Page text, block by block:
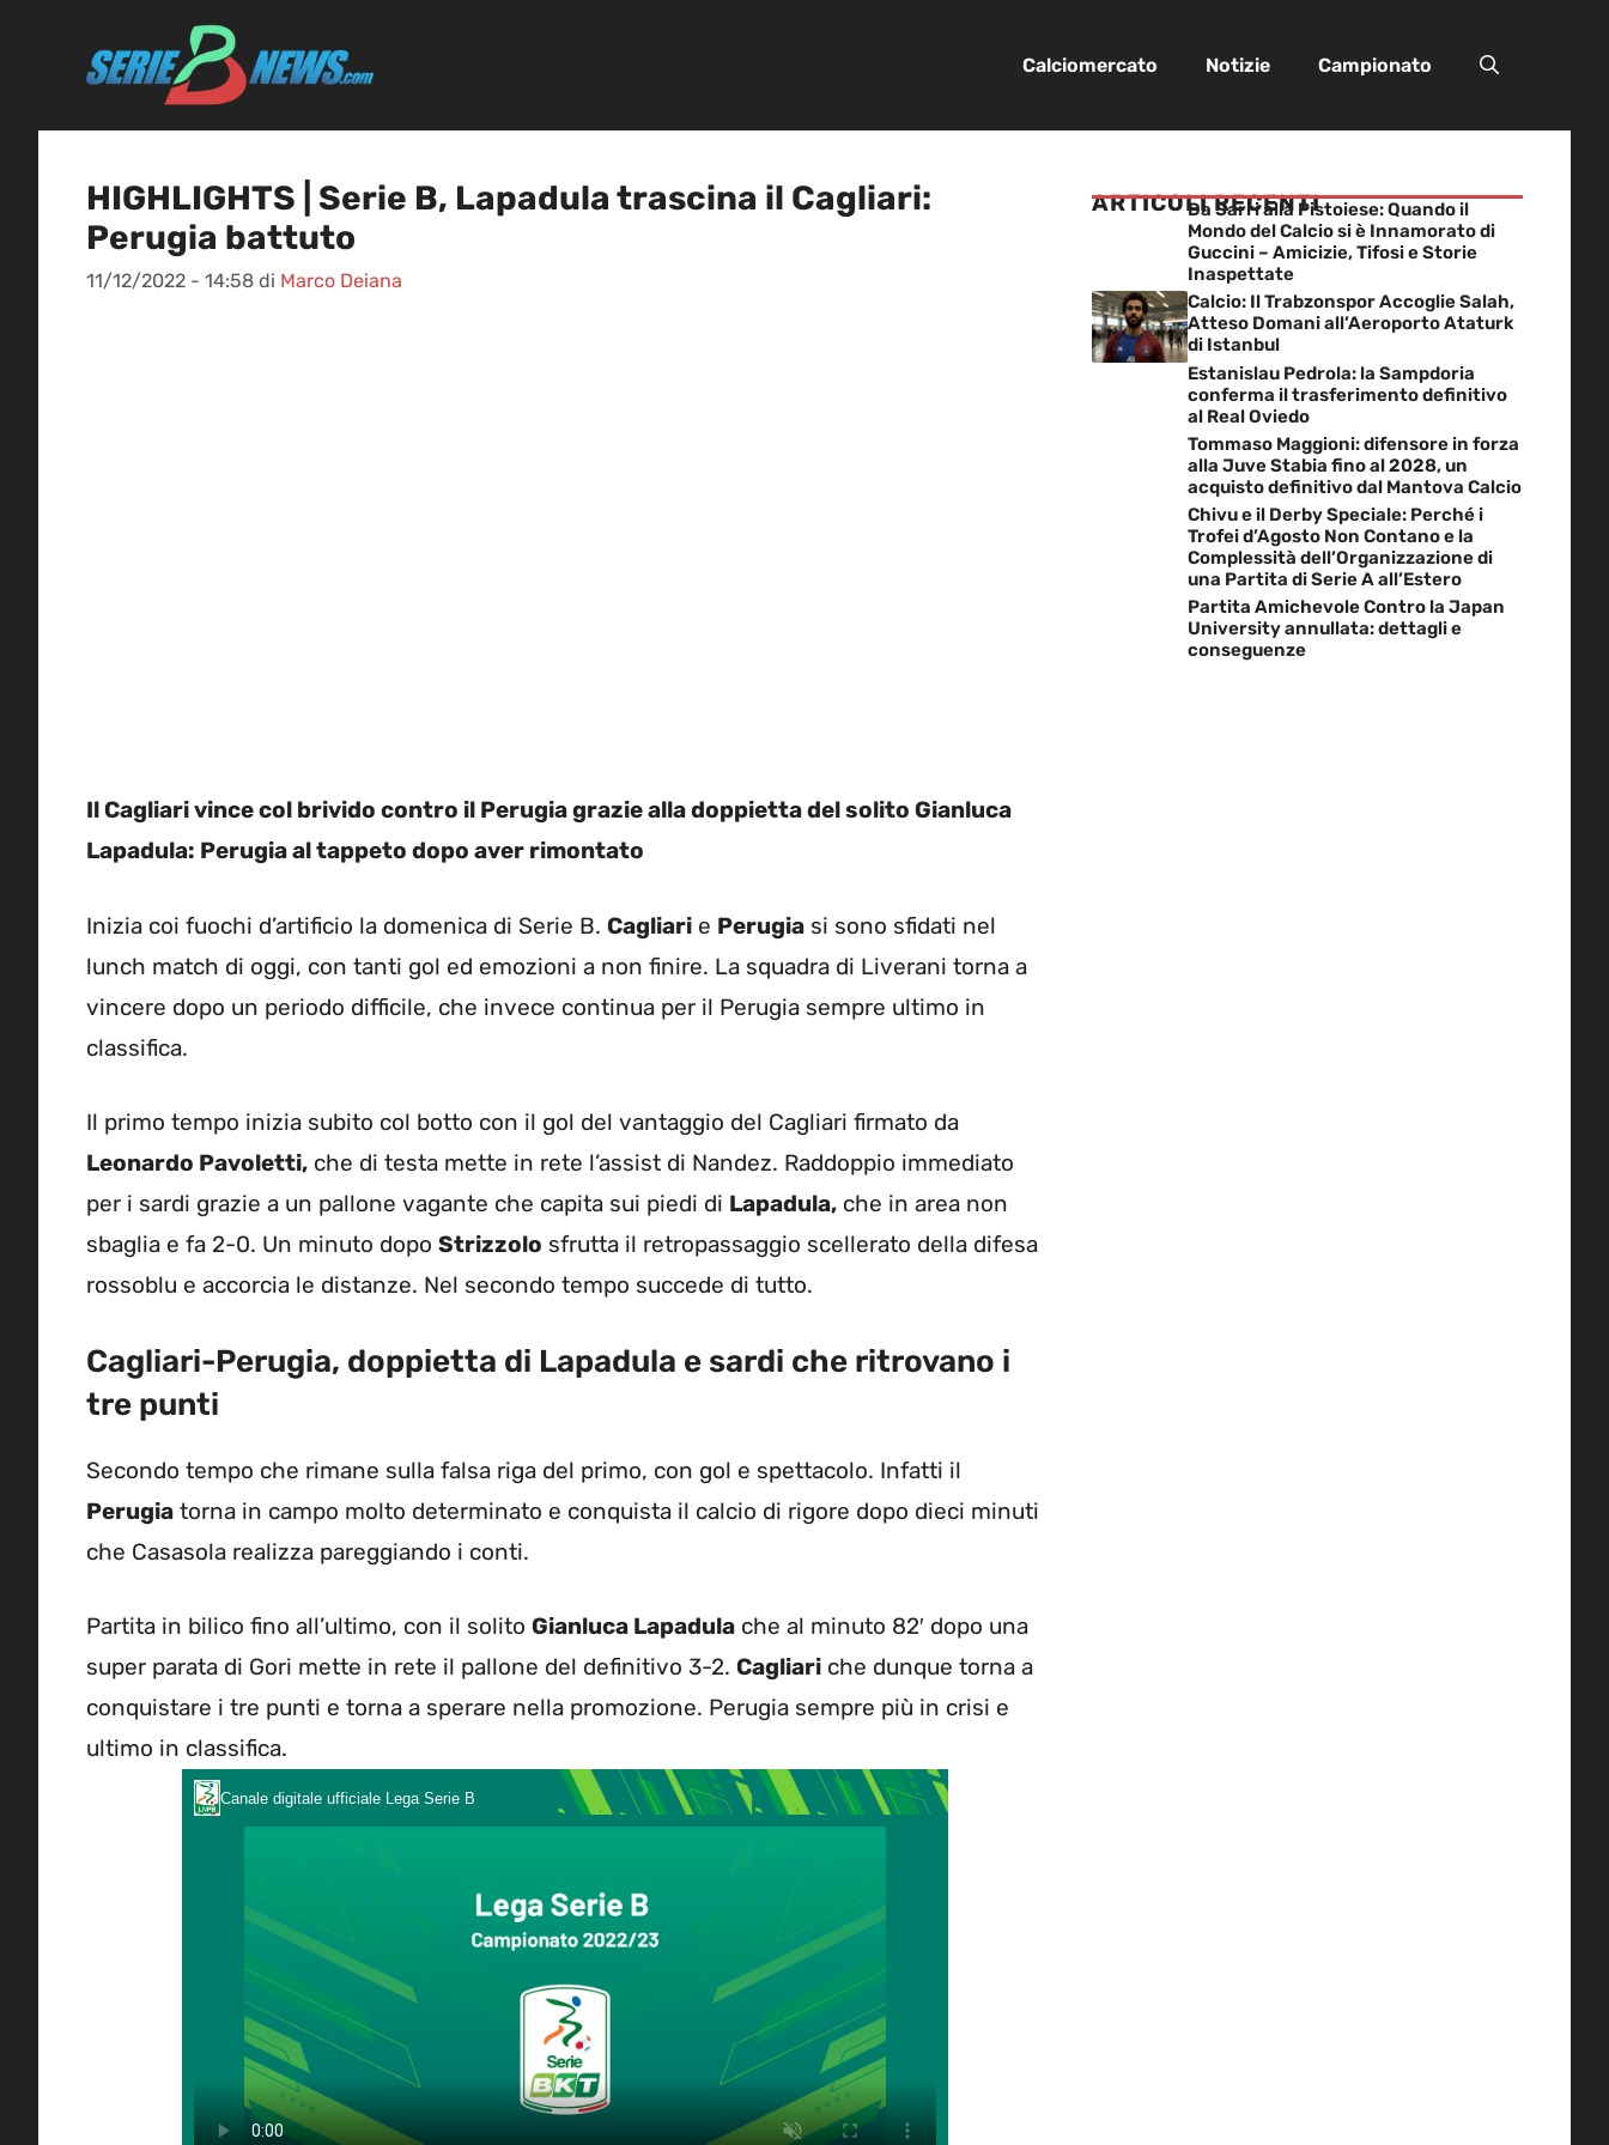
Calciomercato Notizie Campionato
HIGHLIGHTS | Serie B, Lapadula trascina il Cagliari:
Perugia battuto
11/12/2022 - 14:58 di Marco Deiana
Il Cagliari vince col brivido contro il Perugia grazie alla doppietta del solito Gianluca
Lapadula: Perugia al tappeto dopo aver rimontato
Inizia coi fuochi d’artificio la domenica di Serie B. Cagliari e Perugia si sono sfidati nel
lunch match di oggi, con tanti gol ed emozioni a non finire. La squadra di Liverani torna a
vincere dopo un periodo difficile, che invece continua per il Perugia sempre ultimo in
classifica.
Il primo tempo inizia subito col botto con il gol del vantaggio del Cagliari firmato da
Leonardo Pavoletti, che di testa mette in rete l’assist di Nandez. Raddoppio immediato
per i sardi grazie a un pallone vagante che capita sui piedi di Lapadula, che in area non
sbaglia e fa 2-0. Un minuto dopo Strizzolo sfrutta il retropassaggio scellerato della difesa
rossoblu e accorcia le distanze. Nel secondo tempo succede di tutto.
Cagliari-Perugia, doppietta di Lapadula e sardi che ritrovano i
tre punti
Secondo tempo che rimane sulla falsa riga del primo, con gol e spettacolo. Infatti il
Perugia torna in campo molto determinato e conquista il calcio di rigore dopo dieci minuti
che Casasola realizza pareggiando i conti.
Partita in bilico fino all’ultimo, con il solito Gianluca Lapadula che al minuto 82′ dopo una
super parata di Gori mette in rete il pallone del definitivo 3-2. Cagliari che dunque torna a
conquistare i tre punti e torna a sperare nella promozione. Perugia sempre più in crisi e
ultimo in classifica.
Canale digitale ufficiale Lega Serie B
ARTICOLI RECENTI
Da Sarri alla Pistoiese: Quando il
Mondo del Calcio si è Innamorato di
Guccini – Amicizie, Tifosi e Storie
Inaspettate
Calcio: Il Trabzonspor Accoglie Salah,
Atteso Domani all’Aeroporto Ataturk
di Istanbul
Estanislau Pedrola: la Sampdoria
conferma il trasferimento definitivo
al Real Oviedo
Tommaso Maggioni: difensore in forza
alla Juve Stabia fino al 2028, un
acquisto definitivo dal Mantova Calcio
Chivu e il Derby Speciale: Perché i
Trofei d’Agosto Non Contano e la
Complessità dell’Organizzazione di
una Partita di Serie A all’Estero
Partita Amichevole Contro la Japan
University annullata: dettagli e
conseguenze